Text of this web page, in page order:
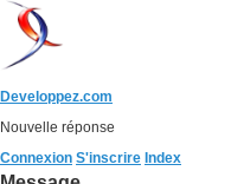
Developpez.com
Nouvelle réponse
Connexion S'inscrire Index